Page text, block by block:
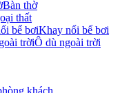
Bàn thờ
thất
Khay nổi bể bơi
Ô dù ngoài trời